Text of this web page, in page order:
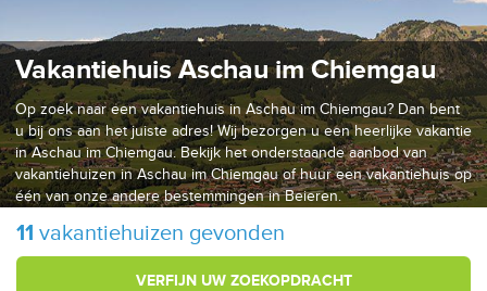
Vakantiehuis Aschau im Chiemgau
Op zoek naar een vakantiehuis in Aschau im Chiemgau? Dan bent
u bij ons aan het juiste adres! Wij bezorgen u een heerlijke vakantie
in Aschau im Chiemgau. Bekijk het onderstaande aanbod van
vakantiehuizen in Aschau im Chiemgau of huur een vakantiehuis op
één van onze andere bestemmingen in Beieren.
11 vakantiehuizen gevonden
VERFIJN UW ZOEKOPDRACHT